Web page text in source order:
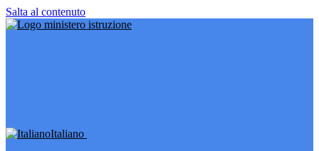
Salta al contenuto
Italiano